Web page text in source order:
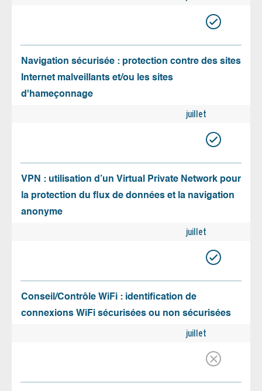
Navigation sécurisée : protection contre des sites
Internet malveillants et/ou les sites
d'hameçonnage
juillet
VPN : utilisation d’un Virtual Private Network pour
la protection du flux de données et la navigation
anonyme
juillet
Conseil/Contrôle WiFi : identification de
connexions WiFi sécurisées ou non sécurisées
juillet